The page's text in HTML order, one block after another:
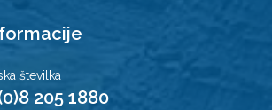
številka
205 1880